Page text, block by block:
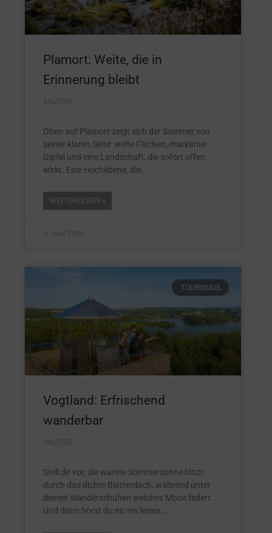
Plamort: Weite, die in
Erinnerung bleibt
Oben auf Plamort zeigt sich der Sommer von
seiner klaren Seite: weite Flächen, markante
Gipfel und eine Landschaft, die sofort offen
wirkt. Eine Hochebene, die
WEITERLESEN »
5. Juni 2026
TOURISMUS
Vogtland: Erfrischend
wanderbar
Stell dir vor, die warme Sommersonne blitzt
durch das dichte Blätterdach, während unter
deinen Wanderschuhen weiches Moos federt.
Und dann hörst du es: ein leises